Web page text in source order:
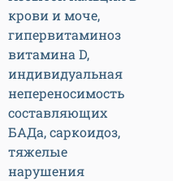
крови и моче,
гипервитаминоз
витамина D,
индивидуальная
непереносимость
составляющих
БАДа, саркоидоз,
тяжелые
нарушения